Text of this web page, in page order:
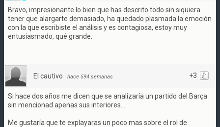
Bravo, impresionante lo bien que has descrito todo sin siquiera
tener que alargarte demasiado, ha quedado plasmada la emoción
con la que escribiste el análisis y es contagiosa, estoy muy
entusiasmado, qué grande.
+3
El cautivo · hace 594 semanas
Si hace dos años me dicen que se analizaría un partido del Barça
sin mencionad apenas sus interiores...
Me gustaría que te explayaras un poco mas sobre el rol de